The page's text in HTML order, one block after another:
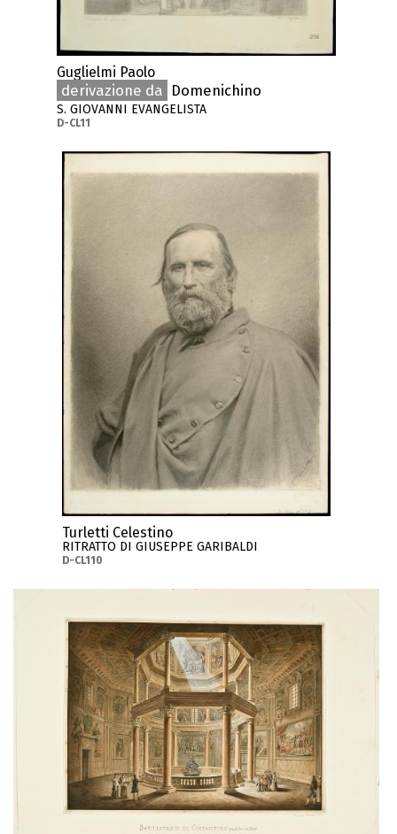
Guglielmi Paolo
derivazione da Domenichino
S. GIOVANNI EVANGELISTA
D-CL11
Turletti Celestino
RITRATTO DI GIUSEPPE GARIBALDI
D-CL110